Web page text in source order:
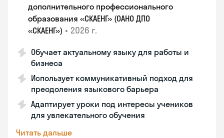
дополнительного профессионального
образования «СКАЕНГ» (ОАНО ДПО
«СКАЕНГ») • 2026 г.
Обучает актуальному языку для работы и
бизнеса
Использует коммуникативный подход для
преодоления языкового барьера
Адаптирует уроки под интересы учеников
для увлекательного обучения
Читать дальше